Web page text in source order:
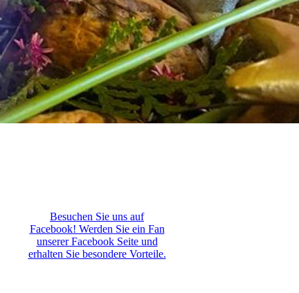
Besuchen Sie uns auf
Facebook! Werden Sie ein Fan
unserer Facebook Seite und
erhalten Sie besondere Vorteile.